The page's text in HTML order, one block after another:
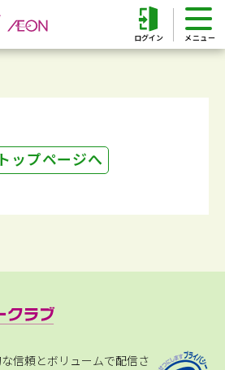
ログイン
トップページへ
信頼とボリュームで配信さ